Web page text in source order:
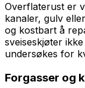
Overflaterust er
kanaler, gulv
og kostbart å
sveiseskjøter
undersøkes for
Forgasser og